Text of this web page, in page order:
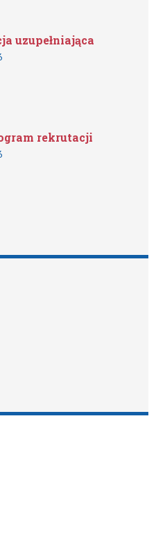
uzupełniająca
rekrutacji